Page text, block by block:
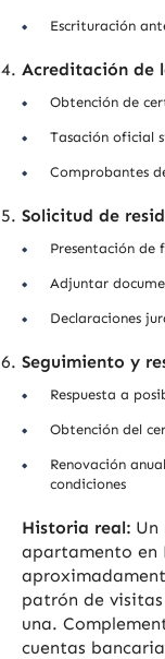
Escrituración
Acreditación de
Obtención de
Tasación oficial
Comprobantes
Solicitud de
Presentación de
Adjuntar
Declaraciones
Seguimiento y
Respuesta a
Obtención del
Renovación
condiciones
Historia real: Un
apartamento en
patrón de
una.
cuentas